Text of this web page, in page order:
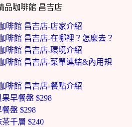
品咖啡館 昌吉店
啡館 昌吉店-店家介紹
啡館 昌吉店-在哪裡？怎麼去？
啡館 昌吉店-環境介紹
啡館 昌吉店-菜單連結&內用規
啡館 昌吉店-餐點介紹
早餐盤 $298
盤 $298
千層 $240